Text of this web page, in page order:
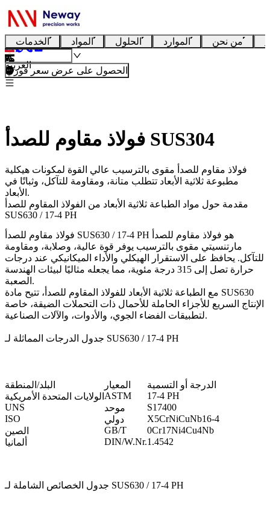
الخدمات المواد الحلول الموارد من نحن
العربية
الحصول على عرض سعر فوري
فولاذ مقاوم للصدأ SUS304
فولاذ مقاوم للصدأ مقوى بالترسيب عالي القوة لمكونات هيكلية
مطبوعة ثلاثية الأبعاد تتطلب متانة، ومقاومة للتآكل، وثباتًا في
الأبعاد.
مقدمة حول مواد الطباعة ثلاثية الأبعاد من الفولاذ المقاوم للصدأ
SUS630 / 17-4 PH
فولاذ مقاوم للصدأ SUS630 / 17-4 PH
مارتنسيتي مقوى بالترسيب يوفر قوة عالية، وصلابة، ومقاومة
للتآكل. يحافظ على الاستقرار الهيكلي والأداء الميكانيكي عند درجات
حرارة تصل إلى 315 درجة مئوية، مما يجعله مثاليًا لبيئات الهندسة
الصعبة.
مع الطباعة ثلاثية الأبعاد للفولاذ المقاوم للصدأ ، تتيح مادة SUS630
الإنتاج السريع للأجزاء الحاملة للأحمال ذات التحملات الضيقة، خاصة
لتطبيقات الفضاء الجوي، والأدوات، والآلات الصناعية.
جدول الدرجات المماثلة لـ SUS630 / 17-4 PH
البلد/المنطقة المعيار
الدرجة أو التسمية
الولايات المتحدة الأمريكية ASTM
17-4 PH
UNS
موحد
S17400
ISO
دولي
X5CrNiCuNb16-4
الصين
GB/T
0Cr17Ni4Cu4Nb
ألمانيا
DIN/W.Nr.1.4542
جدول الخصائص الشاملة لـ SUS630 / 17-4 PH